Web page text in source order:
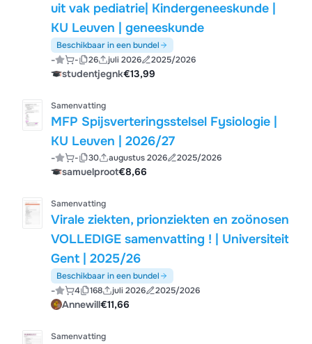
uit vak pediatrie| Kindergeneeskunde |
KU Leuven | geneeskunde
Beschikbaar in een bundel
- - 26 juli 2026 2025/2026
studentjegnk€13,99
Samenvatting
MFP Spijsverteringsstelsel Fysiologie |
KU Leuven | 2026/27
- - 30 augustus 2026 2025/2026
samuelproot€8,66
Samenvatting
Virale ziekten, prionziekten en zoönosen
VOLLEDIGE samenvatting ! | Universiteit
Gent | 2025/26
Beschikbaar in een bundel
- 4 168 juli 2026 2025/2026
Annewill€11,66
Samenvatting